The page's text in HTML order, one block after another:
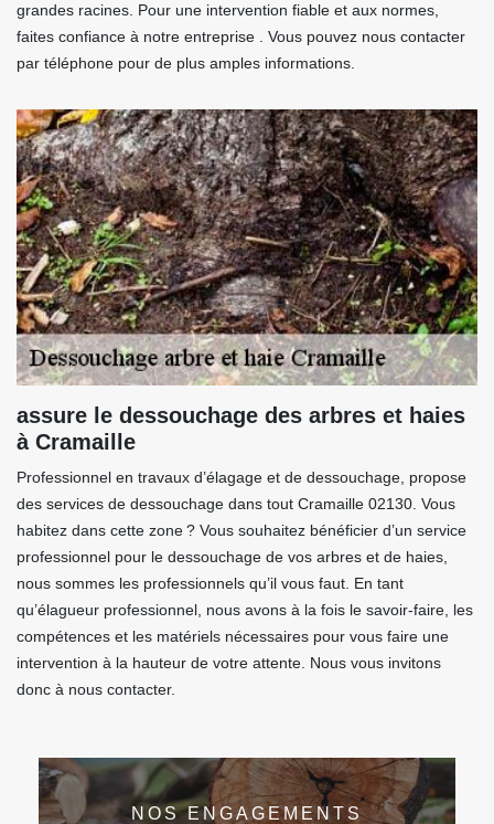
grandes racines. Pour une intervention fiable et aux normes,
faites confiance à notre entreprise . Vous pouvez nous contacter
par téléphone pour de plus amples informations.
assure le dessouchage des arbres et haies
à Cramaille
Professionnel en travaux d’élagage et de dessouchage, propose
des services de dessouchage dans tout Cramaille 02130. Vous
habitez dans cette zone ? Vous souhaitez bénéficier d’un service
professionnel pour le dessouchage de vos arbres et de haies,
nous sommes les professionnels qu’il vous faut. En tant
qu’élagueur professionnel, nous avons à la fois le savoir-faire, les
compétences et les matériels nécessaires pour vous faire une
intervention à la hauteur de votre attente. Nous vous invitons
donc à nous contacter.
NOS ENGAGEMENTS